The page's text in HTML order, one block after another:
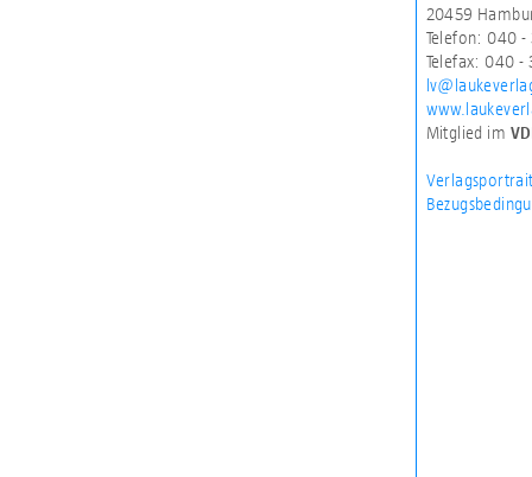
20459
Telefon: 040
Telefax: 040 -
Mitglied im